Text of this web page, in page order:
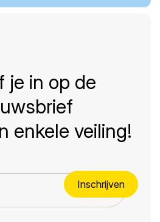
je in op de
enkele veiling!
Inschrijven